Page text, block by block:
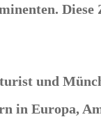
und
in Europa,